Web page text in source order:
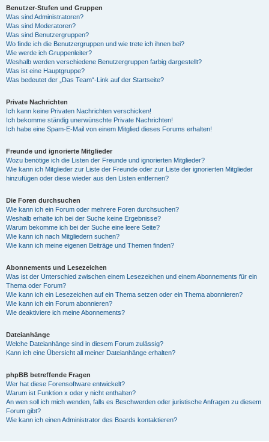
Benutzer-Stufen und Gruppen
Was sind Administratoren?
Was sind Moderatoren?
Was sind Benutzergruppen?
Wo finde ich die Benutzergruppen und wie trete ich ihnen bei?
Wie werde ich Gruppenleiter?
Weshalb werden verschiedene Benutzergruppen farbig dargestellt?
Was ist eine Hauptgruppe?
Was bedeutet der „Das Team“-Link auf der Startseite?
Private Nachrichten
Ich kann keine Privaten Nachrichten verschicken!
Ich bekomme ständig unerwünschte Private Nachrichten!
Ich habe eine Spam-E-Mail von einem Mitglied dieses Forums erhalten!
Freunde und ignorierte Mitglieder
Wozu benötige ich die Listen der Freunde und ignorierten Mitglieder?
Wie kann ich Mitglieder zur Liste der Freunde oder zur Liste der ignorierten Mitglieder
hinzufügen oder diese wieder aus den Listen entfernen?
Die Foren durchsuchen
Wie kann ich ein Forum oder mehrere Foren durchsuchen?
Weshalb erhalte ich bei der Suche keine Ergebnisse?
Warum bekomme ich bei der Suche eine leere Seite?
Wie kann ich nach Mitgliedern suchen?
Wie kann ich meine eigenen Beiträge und Themen finden?
Abonnements und Lesezeichen
Was ist der Unterschied zwischen einem Lesezeichen und einem Abonnements für ein
Thema oder Forum?
Wie kann ich ein Lesezeichen auf ein Thema setzen oder ein Thema abonnieren?
Wie kann ich ein Forum abonnieren?
Wie deaktiviere ich meine Abonnements?
Dateianhänge
Welche Dateianhänge sind in diesem Forum zulässig?
Kann ich eine Übersicht all meiner Dateianhänge erhalten?
phpBB betreffende Fragen
Wer hat diese Forensoftware entwickelt?
Warum ist Funktion x oder y nicht enthalten?
An wen soll ich mich wenden, falls es Beschwerden oder juristische Anfragen zu diesem
Forum gibt?
Wie kann ich einen Administrator des Boards kontaktieren?